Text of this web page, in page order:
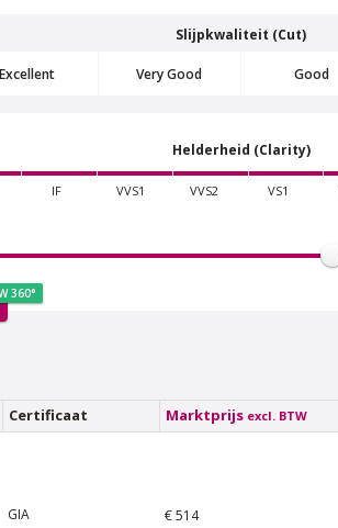
Slijpkwaliteit (Cut)
Excellent Very Good Good
Helderheid (Clarity)
IF VVS1 VVS2 VS1
360°
Certificaat Marktprijs excl. BTW
GIA € 514